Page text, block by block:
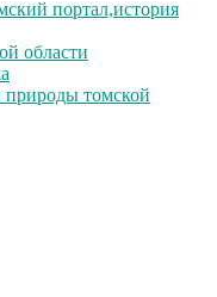
портал,история
области
природы томской